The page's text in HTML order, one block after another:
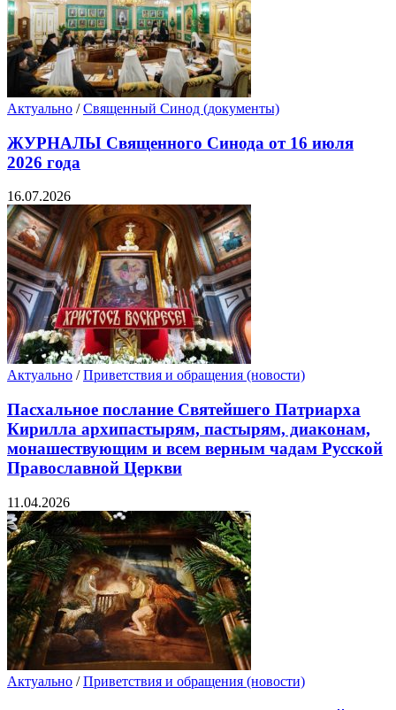
Актуально /Священный Синод (документы)
ЖУРНАЛЫ Священного Синода от 16 июля
2026 года
16.07.2026
Актуально /Приветствия и обращения (новости)
Пасхальное послание Святейшего Патриарха
Кирилла архипастырям, пастырям, диаконам,
монашествующим и всем верным чадам Русской
Православной Церкви
11.04.2026
Актуально /Приветствия и обращения (новости)